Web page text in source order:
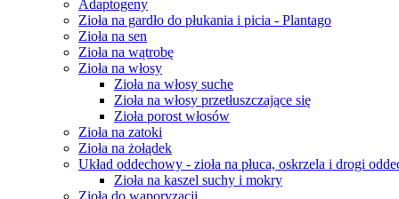
Adaptogeny
Zioła na gardło do płukania i picia - Plantago
Zioła na sen
Zioła na wątrobę
Zioła na włosy
Zioła na włosy suche
Zioła na włosy przetłuszczające się
Zioła porost włosów
Zioła na zatoki
Zioła na żołądek
Układ oddechowy - zioła na płuca, oskrzela i drogi
Zioła na kaszel suchy i mokry
Zioła do waporyzacji